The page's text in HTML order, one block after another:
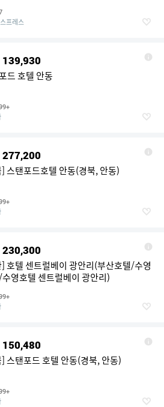
프레스
139,930
드 호텔 안동
277,200
스탠포드호텔 안동(경북, 안동)
230,300
호텔 센트럴베이 광안리(부산호텔/수영
영호텔 센트럴베이 광안리)
150,480
스탠포드 호텔 안동(경북, 안동)